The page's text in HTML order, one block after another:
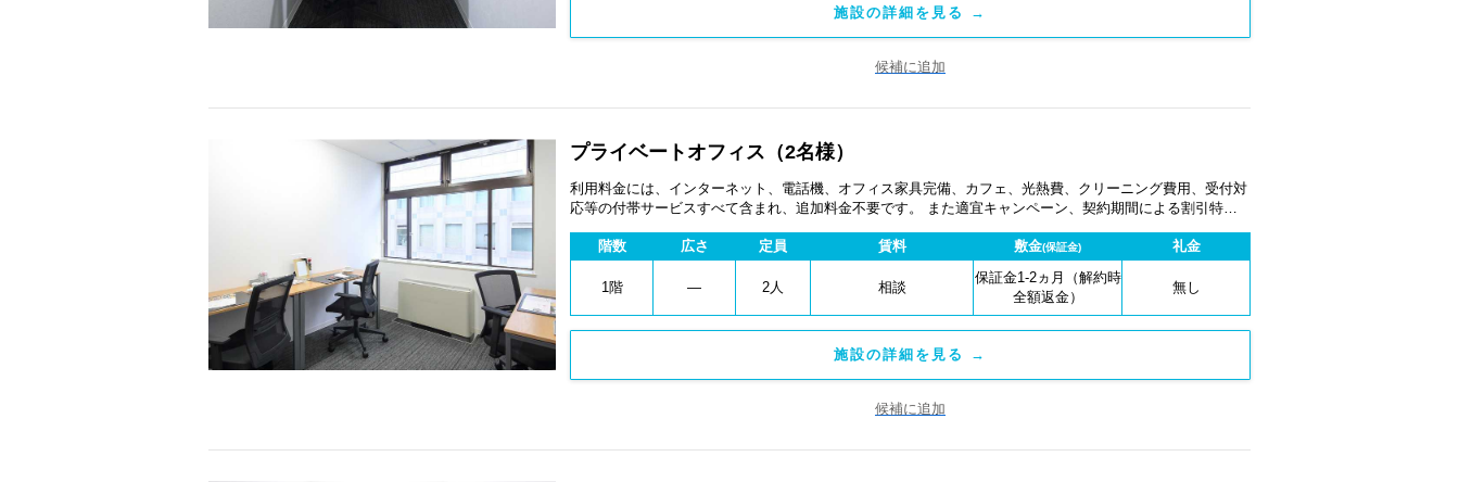
施設の詳細を見る →
候補に追加
プライベートオフィス（2名様）
利用料金には、インターネット、電話機、オフィス家具完備、カフェ、光熱費、クリーニング費用、受付対
応等の付帯サービスすべて含まれ、追加料金不要です。 また適宜キャンペーン、契約期間による割引特典
階数
広さ 定員 賃料 敷金(保証金) 礼金
1階 ― 2人 相談
保証金1-2ヵ月（解約時
全額返金）
無し
施設の詳細を見る →
候補に追加